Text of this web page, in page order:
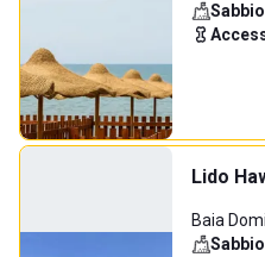
Lido
Baia